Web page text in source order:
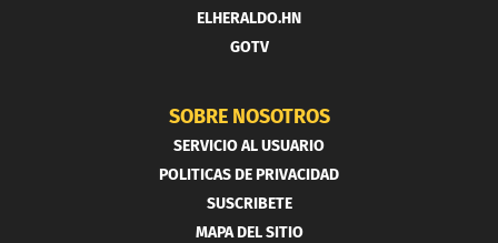
ELHERALDO.HN
GOTV
SOBRE NOSOTROS
SERVICIO AL USUARIO
POLITICAS DE PRIVACIDAD
SUSCRIBETE
MAPA DEL SITIO